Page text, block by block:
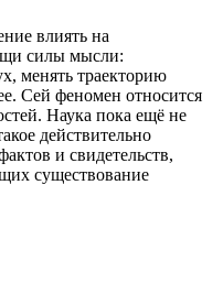
влиять на
силы мысли:
менять траекторию
Сей феномен относится
Наука пока ещё не
действительно
и свидетельств,
существование